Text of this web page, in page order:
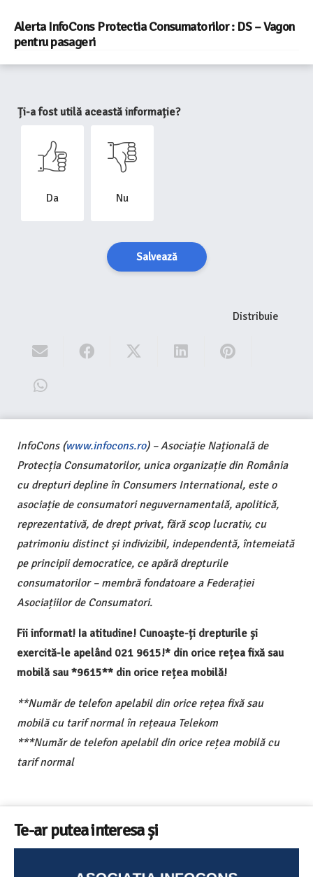
Alerta InfoCons Protectia Consumatorilor : DS – Vagon
pentru pasageri
Ți-a fost utilă această informație?
Da Nu
Salvează
Distribuie
InfoCons (www.infocons.ro) – Asociație Națională de
Protecția Consumatorilor, unica organizație din România
cu drepturi depline în Consumers International, este o
asociație de consumatori neguvernamentală, apolitică,
reprezentativă, de drept privat, fără scop lucrativ, cu
patrimoniu distinct și indivizibil, independentă, întemeiată
pe principii democratice, ce apără drepturile
consumatorilor – membră fondatoare a Federației
Asociațiilor de Consumatori.
Fii informat! Ia atitudine! Cunoaște-ți drepturile și
exercită-le apelând 021 9615!* din orice rețea fixă sau
mobilă sau *9615** din orice rețea mobilă!
**Număr de telefon apelabil din orice rețea fixă sau
mobilă cu tarif normal în rețeaua Telekom
***Număr de telefon apelabil din orice rețea mobilă cu
tarif normal
Te-ar putea interesa și